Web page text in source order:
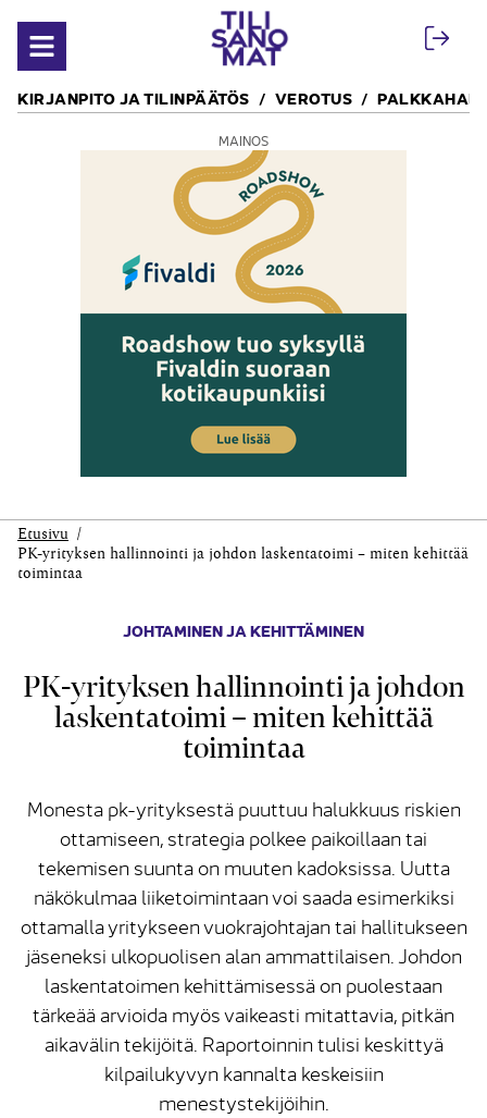
Avaa valikko
KIRJANPITO JA TILINPÄÄTÖS VEROTUS
MAINOS
Etusivu
PK-yrityksen hallinnointi ja johdon laskentatoimi – miten kehittää
toimintaa
JOHTAMINEN JA KEHITTÄMINEN
PK-yrityksen hallinnointi ja johdon
laskentatoimi – miten kehittää
toimintaa
Monesta pk-yrityksestä puuttuu halukkuus riskien
ottamiseen, strategia polkee paikoillaan tai
tekemisen suunta on muuten kadoksissa. Uutta
näkökulmaa liiketoimintaan voi saada esimerkiksi
ottamalla yritykseen vuokrajohtajan tai hallitukseen
jäseneksi ulkopuolisen alan ammattilaisen. Johdon
laskentatoimen kehittämisessä on puolestaan
tärkeää arvioida myös vaikeasti mitattavia, pitkän
aikavälin tekijöitä. Raportoinnin tulisi keskittyä
kilpailukyvyn kannalta keskeisiin
menestystekijöihin.